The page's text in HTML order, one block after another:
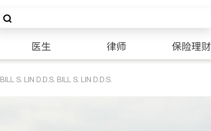
医生 律师 保险理财
BILL S. LIN D.D.S. BILL S. LIN D.D.S.